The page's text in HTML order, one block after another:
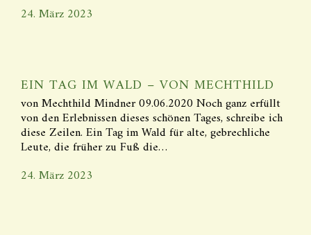
24. März 2023
EIN TAG IM WALD – VON MECHTHILD
von Mechthild Mindner 09.06.2020 Noch ganz erfüllt
von den Erlebnissen dieses schönen Tages, schreibe ich
diese Zeilen. Ein Tag im Wald für alte, gebrechliche
Leute, die früher zu Fuß die…
24. März 2023